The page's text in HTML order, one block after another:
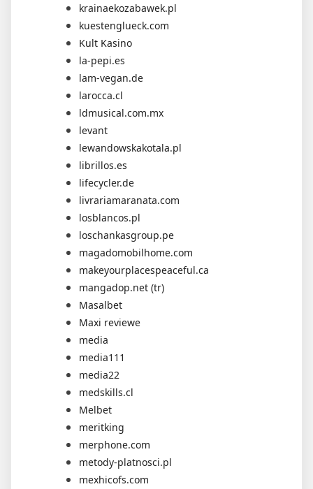
krainaekozabawek.pl
kuestenglueck.com
Kult Kasino
la-pepi.es
lam-vegan.de
larocca.cl
ldmusical.com.mx
levant
lewandowskakotala.pl
librillos.es
lifecycler.de
livrariamaranata.com
losblancos.pl
loschankasgroup.pe
magadomobilhome.com
makeyourplacespeaceful.ca
mangadop.net (tr)
Masalbet
Maxi reviewe
media
media111
media22
medskills.cl
Melbet
meritking
merphone.com
metody-platnosci.pl
mexhicofs.com